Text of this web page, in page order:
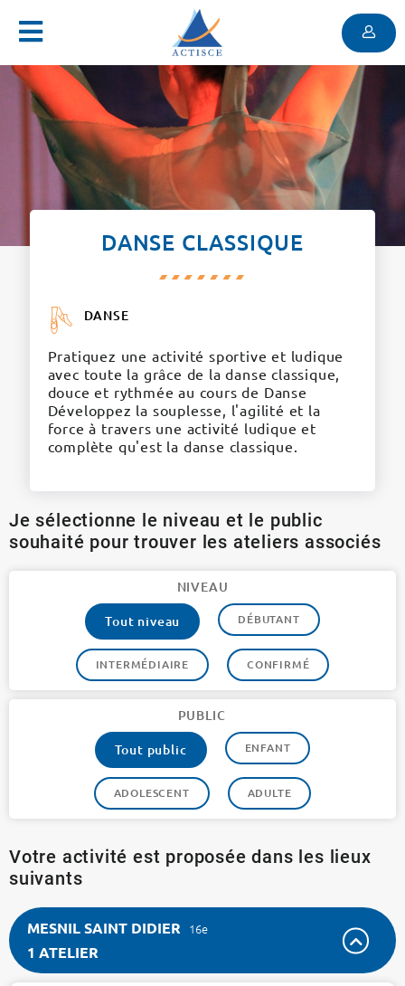
Menu
DANSE CLASSIQUE
DANSE
Pratiquez une activité sportive et ludique
avec toute la grâce de la danse classique,
douce et rythmée au cours de Danse
Développez la souplesse, l'agilité et la
force à travers une activité ludique et
complète qu'est la danse classique.
Je sélectionne le niveau et le public
souhaité pour trouver les ateliers associés
NIVEAU
Tout niveau
DÉBUTANT
INTERMÉDIAIRE CONFIRMÉ
PUBLIC
Tout public
ENFANT
ADOLESCENT ADULTE
Votre activité est proposée dans les lieux
suivants
MESNIL SAINT DIDIER 16e
1 ATELIER